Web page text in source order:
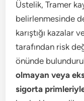
Üstelik, Tramer
belirlenmesinde
karıştığı kazalar
tarafından risk
önünde
olmayan veya
sigorta